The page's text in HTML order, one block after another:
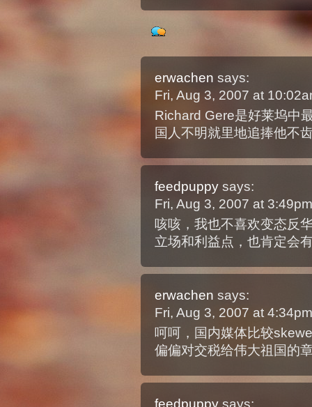
erwachen says:
Fri, Aug 3, 2007 at
Richard Gere是好莱坞中
国人不明就里地追捧他不
feedpuppy says:
Fri, Aug 3, 2007 at
咳咳，我也不喜欢变态反
立场和利益点，也肯定会
erwachen says:
Fri, Aug 3, 2007 at
呵呵，国内媒体比较
偏偏对交税给伟大祖国的
feedpuppy says: